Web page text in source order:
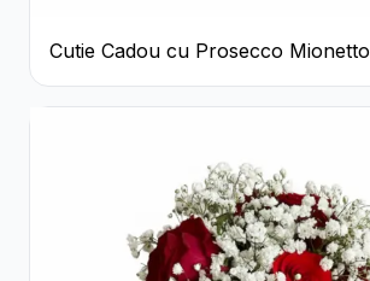
Cutie Cadou cu Prosecco Mionetto
Ferrero Rocher și Flori Pastelate